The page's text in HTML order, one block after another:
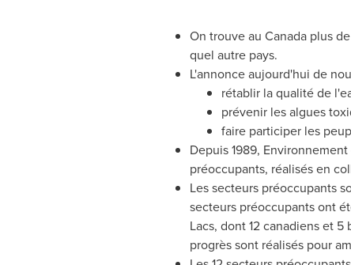
On trouve au Canada plus
quel autre pays.
L'annonce aujourd'hui de
rétablir la qualité de
prévenir les algues
faire participer les
Depuis 1989,
préoccupants, réalisés en
Les secteurs préoccupants
secteurs préoccupants ont
Lacs, dont 12 canadiens et
progrès sont réalisés pour